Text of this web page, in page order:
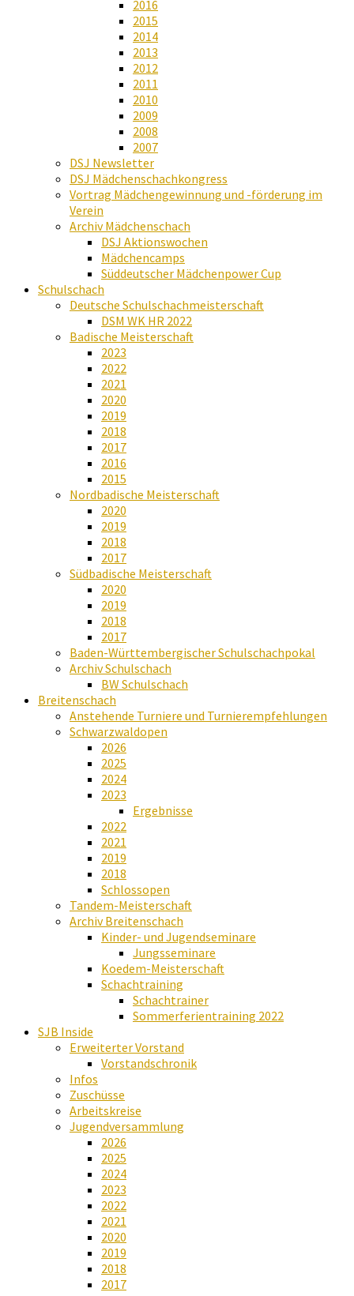
2016
2015
2014
2013
2012
2011
2010
2009
2008
2007
DSJ Newsletter
DSJ Mädchenschachkongress
Vortrag Mädchengewinnung und -förderung im
Verein
Archiv Mädchenschach
DSJ Aktionswochen
Mädchencamps
Süddeutscher Mädchenpower Cup
Schulschach
Deutsche Schulschachmeisterschaft
DSM WK HR 2022
Badische Meisterschaft
2023
2022
2021
2020
2019
2018
2017
2016
2015
Nordbadische Meisterschaft
2020
2019
2018
2017
Südbadische Meisterschaft
2020
2019
2018
2017
Baden-Württembergischer Schulschachpokal
Archiv Schulschach
BW Schulschach
Breitenschach
Anstehende Turniere und Turnierempfehlungen
Schwarzwaldopen
2026
2025
2024
2023
Ergebnisse
2022
2021
2019
2018
Schlossopen
Tandem-Meisterschaft
Archiv Breitenschach
Kinder- und Jugendseminare
Jungsseminare
Koedem-Meisterschaft
Schachtraining
Schachtrainer
Sommerferientraining 2022
SJB Inside
Erweiterter Vorstand
Vorstandschronik
Infos
Zuschüsse
Arbeitskreise
Jugendversammlung
2026
2025
2024
2023
2022
2021
2020
2019
2018
2017